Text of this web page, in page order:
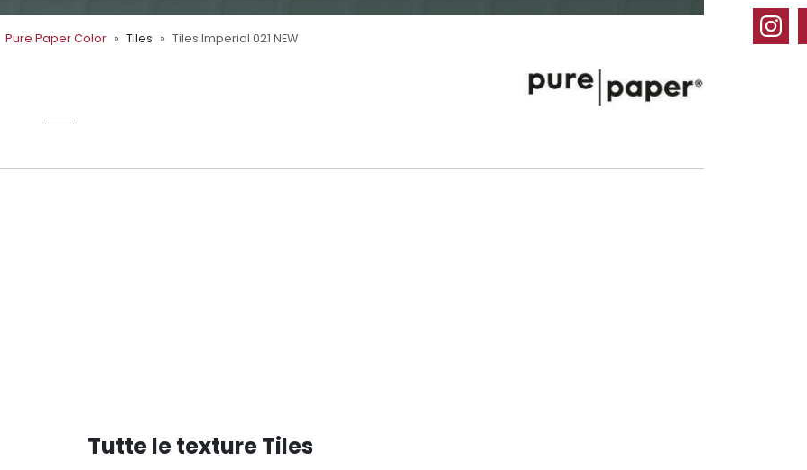
Pure Paper Color Tiles Tiles Imperial 021 NEW
Tutte le texture Tiles